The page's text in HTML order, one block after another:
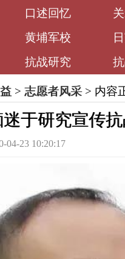
口述回忆
黄埔军校
抗战研究
> 志愿者风采> 内容
于研究宣传
23 10:20:17